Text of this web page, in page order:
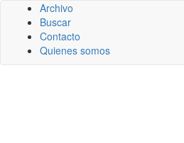
Archivo
Buscar
Contacto
Quienes somos